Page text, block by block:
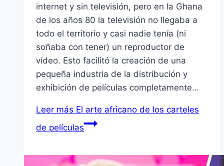
internet y sin televisión, pero en la Ghana
de los años 80 la televisión no llegaba a
todo el territorio y casi nadie tenía (ni
soñaba con tener) un reproductor de
vídeo. Esto facilitó la creación de una
pequeña industria de la distribución y
exhibición de películas completamente…
Leer más El arte africano de los carteles
de películas